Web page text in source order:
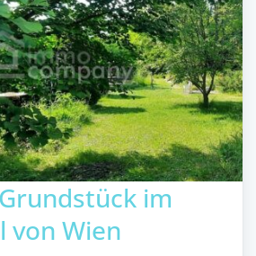
im
von Wien